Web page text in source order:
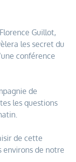
Guillot,
les secret du
conférence
de
les questions
de cette
environs de notre